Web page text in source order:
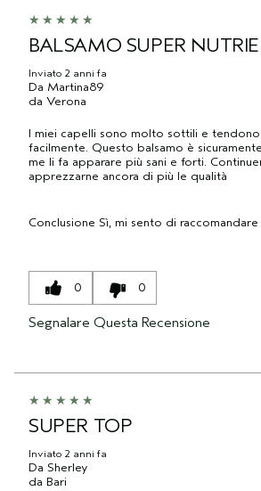
BALSAMO SUPER
Inviato 2 anni fa
Da Martina89
da Verona
I miei capelli sono molto sottili e tendono
facilmente. Questo balsamo è
me li fa apparare più sani e forti.
apprezzarne ancora di più le qualità
Conclusione Sì, mi sento di
0 0
Segnalare Questa Recensione
SUPER TOP
Inviato 2 anni fa
Da Sherley
da Bari